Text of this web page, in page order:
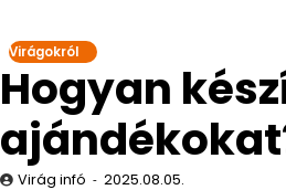
Virágokról
Hogyan
Virág infó 2025.08.05.